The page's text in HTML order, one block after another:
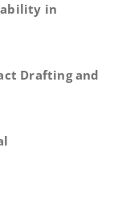
in
Drafting and